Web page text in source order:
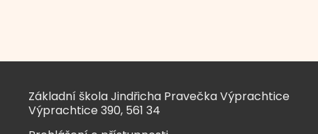
Základní škola Jindřicha Pravečka Výprachtice
Výprachtice 390, 561 34